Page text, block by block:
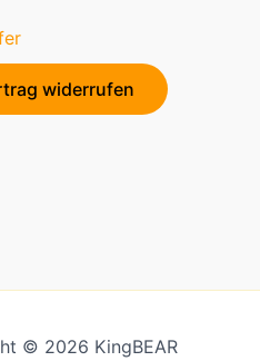
widerrufen
© 2026 KingBEAR